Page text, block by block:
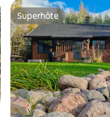
Superhôte
Superhôte